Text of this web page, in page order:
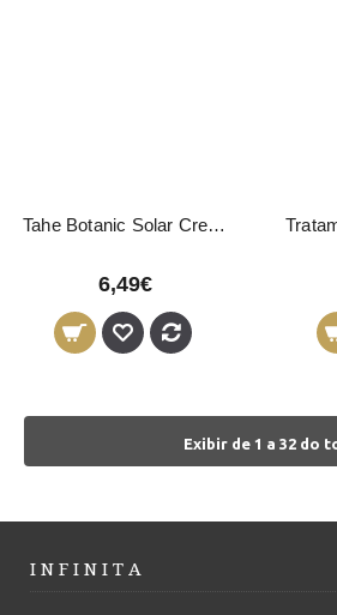
Tahe Botanic Solar Creme Capilar Foto-Protector 800ml
6,49€
Exibir de 1 a 32 do
I N F I N I T A